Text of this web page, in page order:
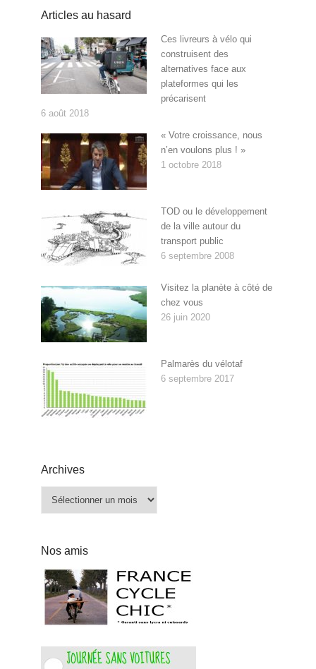
Articles au hasard
Ces livreurs à vélo qui
construisent des
alternatives face aux
plateformes qui les
précarisent
6 août 2018
« Votre croissance, nous
n’en voulons plus ! »
1 octobre 2018
TOD ou le développement
de la ville autour du
transport public
6 septembre 2008
Visitez la planète à côté de
chez vous
26 juin 2020
Palmarès du vélotaf
6 septembre 2017
Archives
Nos amis